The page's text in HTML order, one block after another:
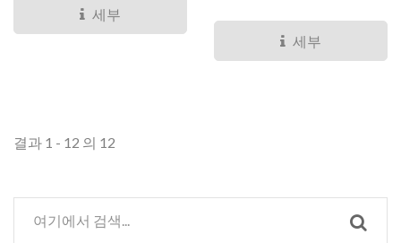
세부
세부
결과 1 - 12 의 12